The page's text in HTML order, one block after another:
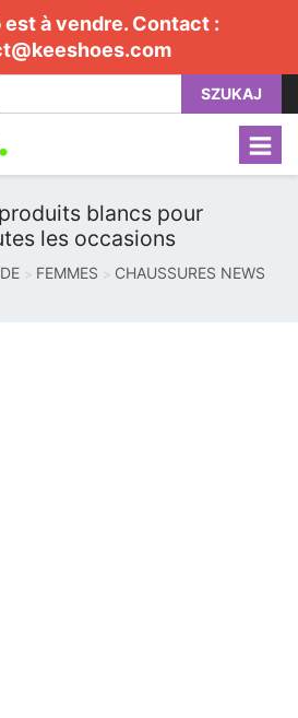
à vendre. Contact :
SZUKAJ
blancs pour
les occasions
FEMMES CHAUSSURES NEWS